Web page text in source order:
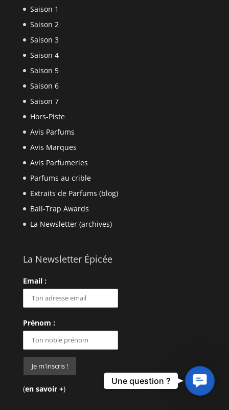
Saison 1
Saison 2
Saison 3
Saison 4
Saison 5
Saison 6
Saison 7
Hors-Piste
Avis Parfums
Avis Marques
Avis Parfumeries
Parfums au crible
Extraits de Parfums (blog)
Ball-Trap Awards
La Newsletter (archives)
La Newsletter Épicée
Email :
Prénom :
(en savoir +)
Contact
Une question ?